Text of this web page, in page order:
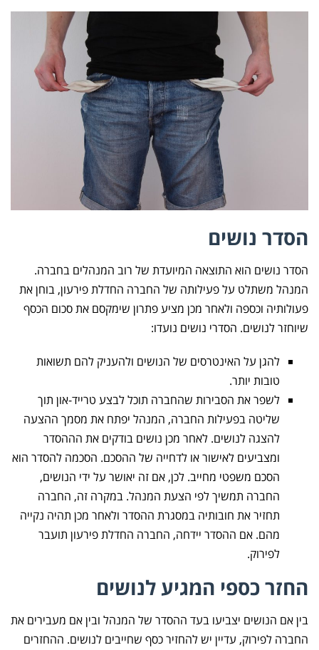
הסדר נושים
הסדר נושים הוא התוצאה המיועדת של רוב המנהלים בחברה.
המנהל משתלט על פעילותה של החברה החדלת פירעון, בוחן את
פעולותיה וכספה ולאחר מכן מציע פתרון שימקסם את סכום הכסף
שיוחזר לנושים. הסדרי נושים נועדו:
להגן על האינטרסים של הנושים ולהעניק להם תשואות
טובות יותר.
לשפר את הסבירות שהחברה תוכל לבצע טרייד-און תוך
שליטה בפעילות החברה, המנהל יפתח את מסמך ההצעה
להצגה לנושים. לאחר מכן נושים בודקים את הההסדר
ומצביעים לאישור או לדחייה של ההסכם. הסכמה להסדר הוא
הסכם משפטי מחייב. לכן, אם זה יאושר על ידי הנושים,
החברה תמשיך לפי הצעת המנהל. במקרה זה, החברה
תחזיר את חובותיה במסגרת ההסדר ולאחר מכן תהיה נקייה
מהם. אם ההסדר יידחה, החברה החדלת פירעון תועבר
לפירוק.
החזר כספי המגיע לנושים
בין אם הנושים יצביעו בעד ההסדר של המנהל ובין אם מעבירים את
החברה לפירוק, עדיין יש להחזיר כסף שחייבים לנושים. ההחזרים